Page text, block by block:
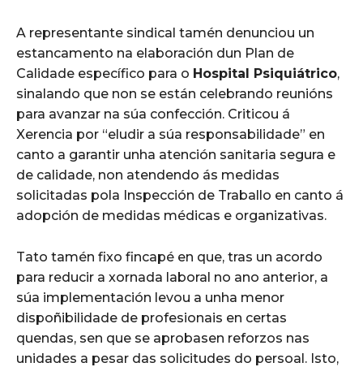
A representante sindical tamén denunciou un
estancamento na elaboración dun Plan de
Calidade específico para o Hospital Psiquiátrico,
sinalando que non se están celebrando reunións
para avanzar na súa confección. Criticou á
Xerencia por “eludir a súa responsabilidade” en
canto a garantir unha atención sanitaria segura e
de calidade, non atendendo ás medidas
solicitadas pola Inspección de Traballo en canto á
adopción de medidas médicas e organizativas.
Tato tamén fixo fincapé en que, tras un acordo
para reducir a xornada laboral no ano anterior, a
súa implementación levou a unha menor
dispoñibilidade de profesionais en certas
quendas, sen que se aprobasen reforzos nas
unidades a pesar das solicitudes do persoal. Isto,